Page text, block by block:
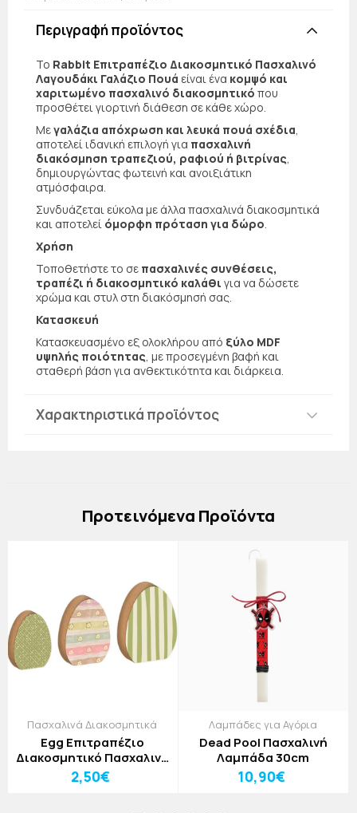
Περιγραφή προϊόντος
Το Rabbit Επιτραπέζιο Διακοσμητικό Πασχαλινό
Λαγουδάκι Γαλάζιο Πουά είναι ένα κομψό και
χαριτωμένο πασχαλινό διακοσμητικό που
προσθέτει γιορτινή διάθεση σε κάθε χώρο.
Μεγαλάζια απόχρωση και λευκά πουά σχέδια
αποτελεί ιδανική επιλογή για πασχαλινή
διακόσμηση τραπεζιού, ραφιού ή βιτρίνας
δημιουργώντας φωτεινή και ανοιξιάτικη
ατμόσφαιρα.
Συνδυάζεται εύκολα με άλλα πασχαλινά διακοσμητικά
και αποτελεί όμορφη πρόταση για δώρο
Χρήση
Τοποθετήστε το σε πασχαλινές συνθέσεις,
τραπέζι ή διακοσμητικό καλάθι για να δώσετε
χρώμα και στυλ στη διακόσμησή σας.
Κατασκευή
Κατασκευασμένο εξ ολοκλήρου από ξύλο MDF
υψηλής ποιότητας , με προσεγμένη βαφή και
σταθερή βάση για ανθεκτικότητα και διάρκεια.
Χαρακτηριστικά προϊόντος
Πρoτεινόμενα Προϊόντα
Πασχαλινά Διακοσμητικά
Egg Επιτραπέζιο
Διακοσμητικό Πασχαλινό
Αυγό Χακί Λουλουδάκια
9x12cm
2,50€
Λαμπάδες για Αγόρια
Dead Pool Πασχαλινή
Λαμπάδα 30cm
10,90€